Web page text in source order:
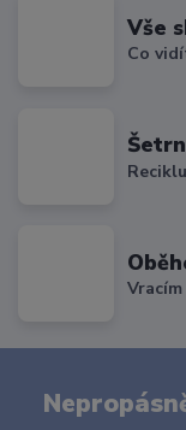
Vše
Co